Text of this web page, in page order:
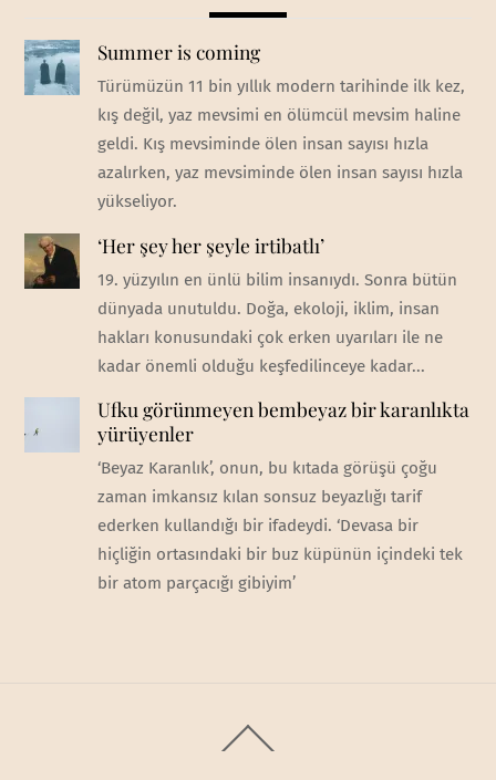
Summer is coming
Türümüzün 11 bin yıllık modern tarihinde ilk kez,
kış değil, yaz mevsimi en ölümcül mevsim haline
geldi. Kış mevsiminde ölen insan sayısı hızla
azalırken, yaz mevsiminde ölen insan sayısı hızla
yükseliyor.
‘Her şey her şeyle irtibatlı’
19. yüzyılın en ünlü bilim insanıydı. Sonra bütün
dünyada unutuldu. Doğa, ekoloji, iklim, insan
hakları konusundaki çok erken uyarıları ile ne
kadar önemli olduğu keşfedilinceye kadar...
Ufku görünmeyen bembeyaz bir karanlıkta
yürüyenler
‘Beyaz Karanlık’, onun, bu kıtada görüşü çoğu
zaman imkansız kılan sonsuz beyazlığı tarif
ederken kullandığı bir ifadeydi. ‘Devasa bir
hiçliğin ortasındaki bir buz küpünün içindeki tek
bir atom parçacığı gibiyim’
To